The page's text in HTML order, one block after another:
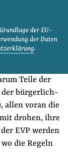
der EU-
der Daten
.
Teile der
der bürgerlich-
allen voran die
drohen, ihre
EVP werden
die Regeln